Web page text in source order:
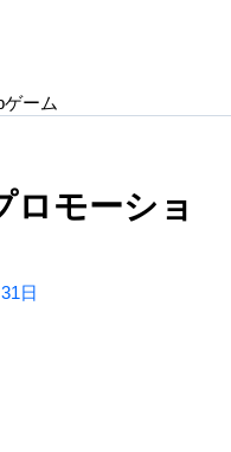
ーム
ロモーショ
日